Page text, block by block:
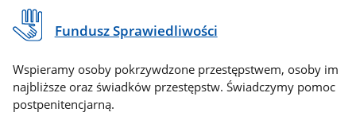
Fundusz Sprawiedliwości
Wspieramy osoby pokrzywdzone przestępstwem, osoby im
najbliższe oraz świadków przestępstw. Świadczymy pomoc
postpenitencjarną.